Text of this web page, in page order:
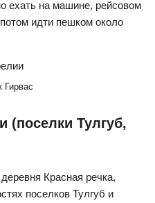
ехать на машине, рейсовом
идти пешком около
Гирвас
(поселки Тулгуб,
Красная речка,
поселков Тулгуб и